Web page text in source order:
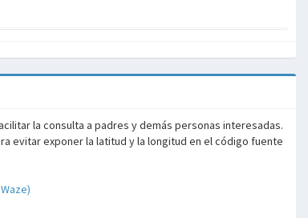
la consulta a padres y demás personas interesadas.
evitar exponer la latitud y la longitud en el código fuente